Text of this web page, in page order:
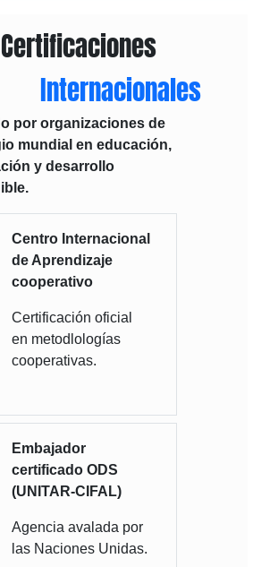
Certificaciones
Internacionales
por organizaciones de
mundial en educación,
y desarrollo
Centro Internacional
de Aprendizaje
cooperativo
Certificación oficial
en metodlologías
cooperativas.
Embajador
certificado ODS
(UNITAR-CIFAL)
Agencia avalada por
las Naciones Unidas.